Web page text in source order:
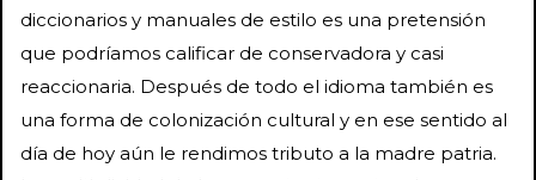
diccionarios y manuales de estilo es una pretensión
que podríamos calificar de conservadora y casi
reaccionaria. Después de todo el idioma también es
una forma de colonización cultural y en ese sentido al
día de hoy aún le rendimos tributo a la madre patria.